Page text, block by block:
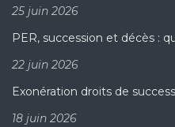
25 juin 2026
PER, succession et décès :
22 juin 2026
Exonération droits de
18 juin 2026